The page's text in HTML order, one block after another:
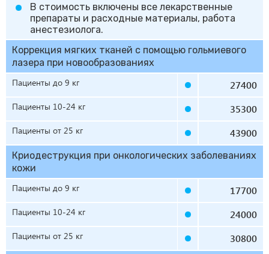
В стоимость включены все лекарственные
препараты и расходные материалы, работа
анестезиолога.
Коррекция мягких тканей с помощью гольмиевого
лазера при новообразованиях
Пациенты до 9 кг
27400
Пациенты 10-24 кг 35300
Пациенты от 25 кг 43900
Криодеструкция при онкологических заболеваниях
кожи
Пациенты до 9 кг
17700
Пациенты 10-24 кг 24000
Пациенты от 25 кг 30800